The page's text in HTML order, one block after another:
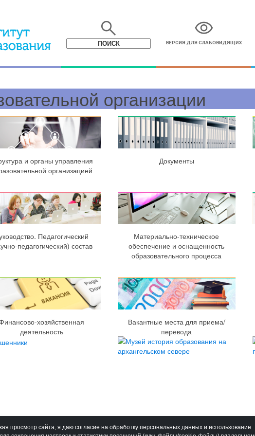
search visibility
ВЕРСИЯ ДЛЯ СЛАБОВИДЯЩИХ
организации
и органы управления
организацией
Документы
Педагогический
педагогический) состав
Материально-техническое
обеспечение и оснащенность
образовательного процесса
хозяйственная
деятельность
Вакантные места для приема/
перевода
просмотр сайта, я даю согласие на обработку персональных данных и использование